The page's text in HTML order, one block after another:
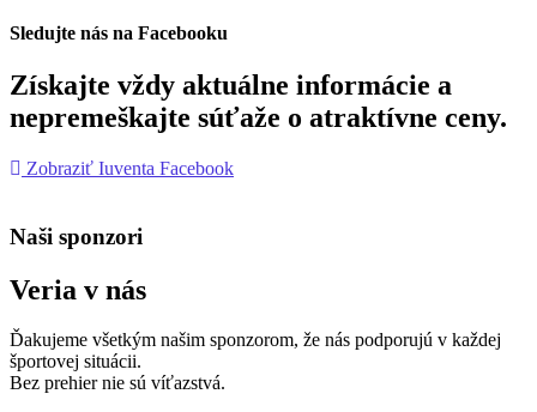
Sledujte nás na Facebooku
Získajte vždy aktuálne informácie a
nepremeškajte súťaže o atraktívne ceny.
Zobraziť Iuventa Facebook
Naši sponzori
Veria v nás
Ďakujeme všetkým našim sponzorom, že nás podporujú v každej
športovej situácii.
Bez prehier nie sú víťazstvá.